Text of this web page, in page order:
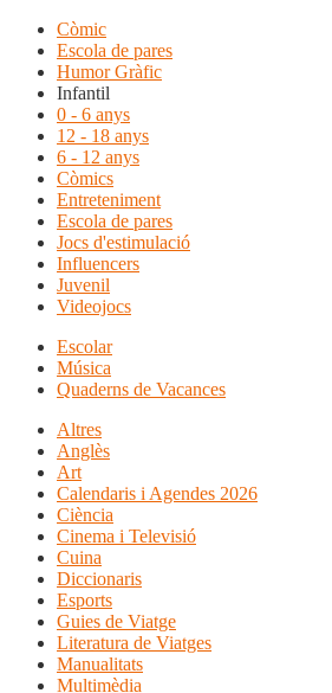
Còmic
Escola de pares
Humor Gràfic
Infantil
0 - 6 anys
12 - 18 anys
6 - 12 anys
Còmics
Entreteniment
Escola de pares
Jocs d'estimulació
Influencers
Juvenil
Videojocs
Escolar
Música
Quaderns de Vacances
Altres
Anglès
Art
Calendaris i Agendes 2026
Ciència
Cinema i Televisió
Cuina
Diccionaris
Esports
Guies de Viatge
Literatura de Viatges
Manualitats
Multimèdia